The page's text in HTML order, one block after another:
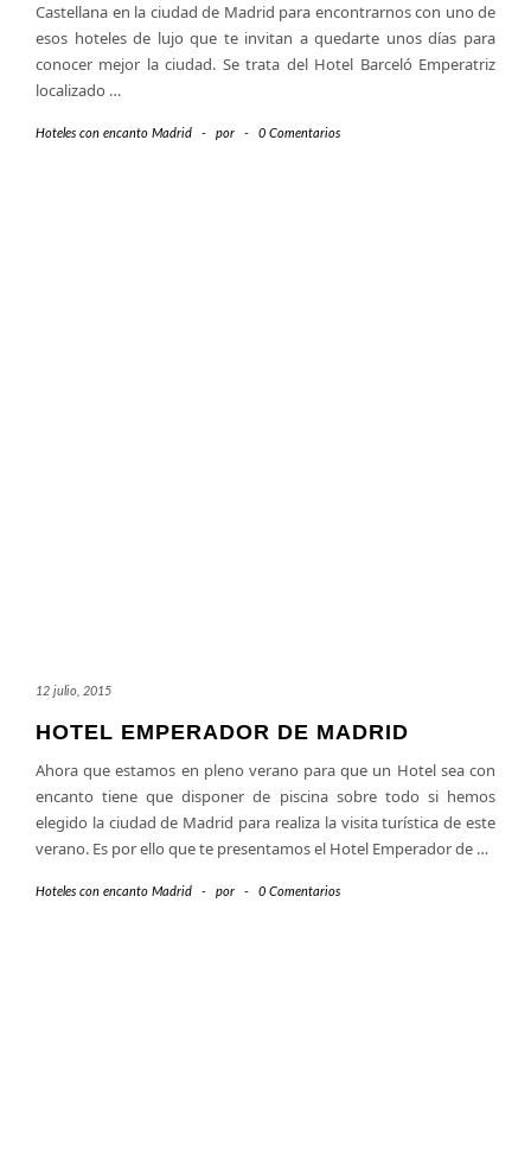
Castellana en la ciudad de Madrid para encontrarnos con uno de
esos hoteles de lujo que te invitan a quedarte unos días para
conocer mejor la ciudad. Se trata del Hotel Barceló Emperatriz
localizado …
Hoteles con encanto Madrid - por - 0 Comentarios
12 julio, 2015
HOTEL EMPERADOR DE MADRID
Ahora que estamos en pleno verano para que un Hotel sea con
encanto tiene que disponer de piscina sobre todo si hemos
elegido la ciudad de Madrid para realiza la visita turística de este
verano. Es por ello que te presentamos el Hotel Emperador de …
Hoteles con encanto Madrid - por - 0 Comentarios